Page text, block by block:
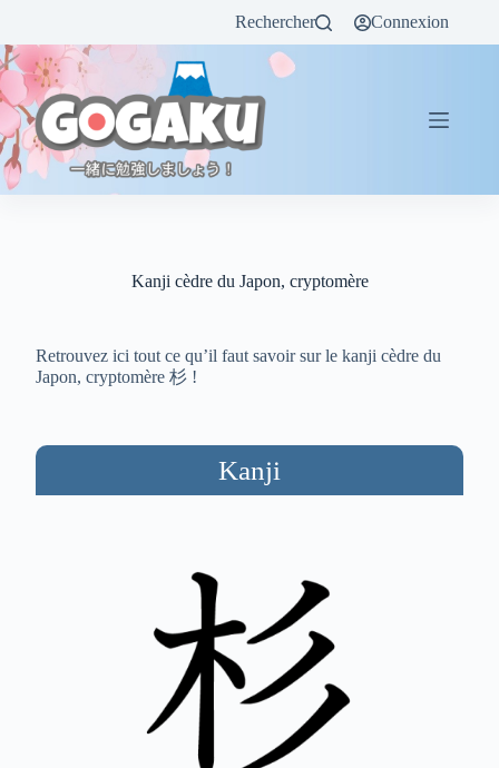
Rechercher Connexion
Kanji cèdre du Japon, cryptomère
Retrouvez ici tout ce qu’il faut savoir sur le kanji cèdre du
Japon, cryptomère 杉 !
Kanji